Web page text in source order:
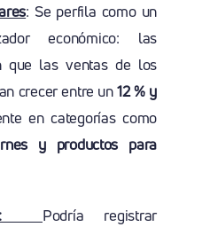
: Se perfila como un
económico: las
que las ventas de los
crecer entre un12 % y
en categorías como
y productos para
Podría registrar